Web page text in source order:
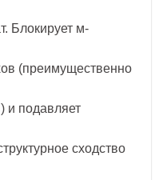
Блокирует м-
(преимущественно
и подавляет
сходство